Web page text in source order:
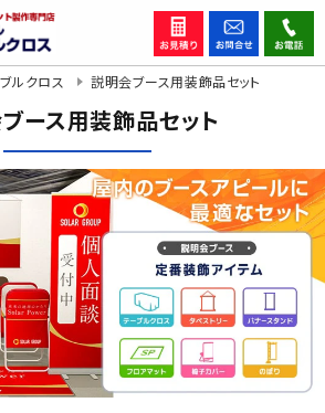
ルクロス 説明会ブース用装飾品セット
ース用装飾品セット